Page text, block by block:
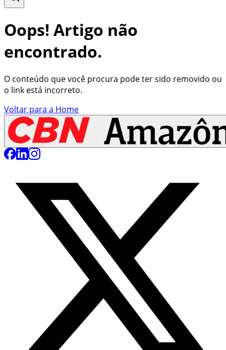
Oops! Artigo não
encontrado.
O conteúdo que você procura pode ter sido removido ou
o link está incorreto.
Voltar para a Home